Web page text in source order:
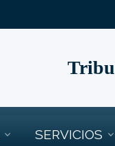
SERVICIOS